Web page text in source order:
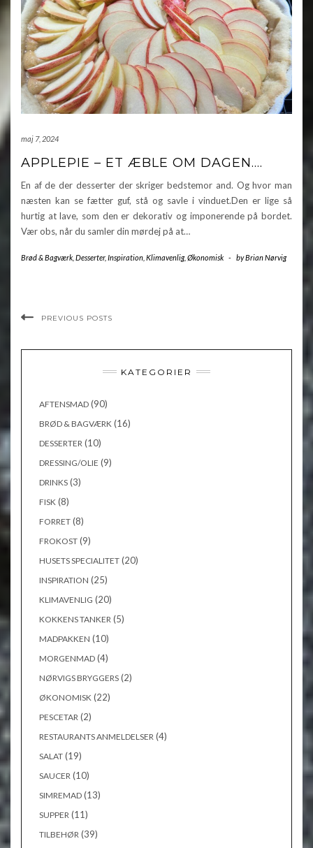
maj 7, 2024
APPLEPIE – ET ÆBLE OM DAGEN….
En af de der desserter der skriger bedstemor and. Og hvor man
næsten kan se fætter guf, stå og savle i vinduet.Den er lige så
hurtig at lave, som den er dekorativ og imponerende på bordet.
Vær obs, når du samler din mørdej på at…
Brød & Bagværk Desserter, Inspiration Klimavenlig, Økonomisk - byBrian Nørvig
PREVIOUS POSTS
KATEGORIER
AFTENSMAD (90)
BRØD & BAGVÆRK (16)
DESSERTER (10)
DRESSING/OLIE (9)
DRINKS (3)
FISK (8)
FORRET (8)
FROKOST (9)
HUSETS SPECIALITET (20)
INSPIRATION (25)
KLIMAVENLIG (20)
KOKKENS TANKER (5)
MADPAKKEN (10)
MORGENMAD (4)
NØRVIGS BRYGGERS (2)
ØKONOMISK (22)
PESCETAR (2)
RESTAURANTS ANMELDELSER (4)
SALAT (19)
SAUCER (10)
SIMREMAD (13)
SUPPER (11)
TILBEHØR (39)